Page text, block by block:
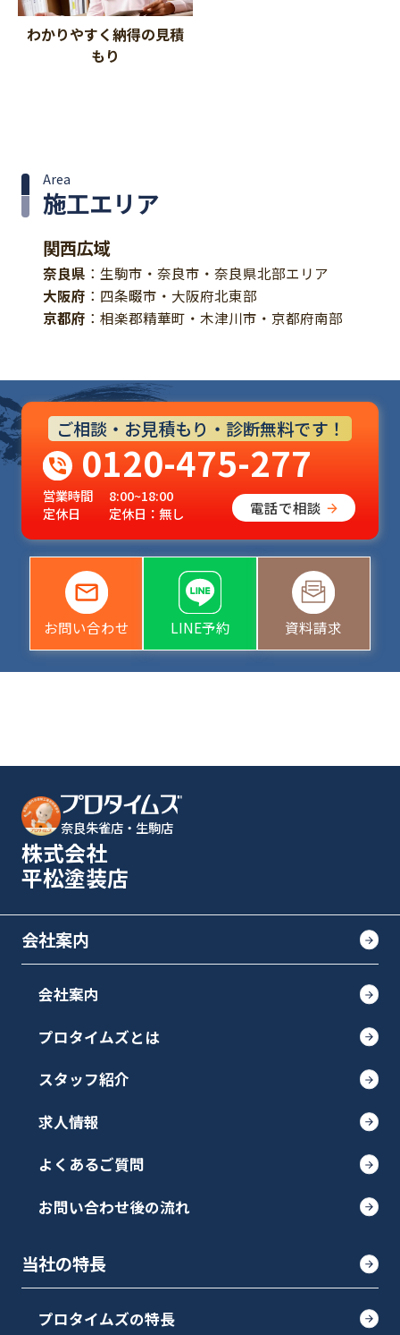
わかりやすく納得の見積
もり
施工エリア
Area
関西広域
奈良県 ：生駒市・奈良市・奈良県北部エリア
大阪府 ：四条畷市・大阪府北東部
京都府 ：相楽郡精華町・木津川市・京都府南部
ご相談・お見積もり・診断無料です！
0120-475-277
営業時間
8:00~18:00
定休日
定休日：無し 電話で相談
お問い合わせ LINE予約 資料請求
奈良朱雀店・生駒店
株式会社
平松塗装店
会社案内
会社案内
プロタイムズとは
スタッフ紹介
求人情報
よくあるご質問
お問い合わせ後の流れ
当社の特長
プロタイムズの特長